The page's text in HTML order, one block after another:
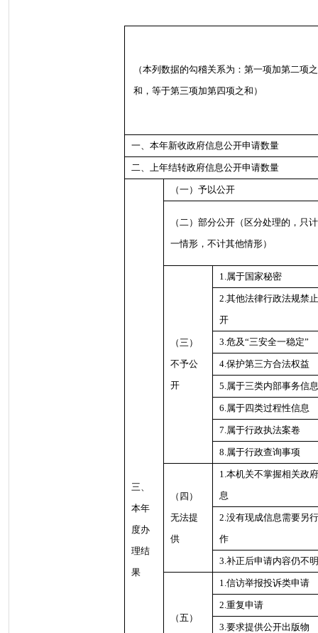
（本列数据的勾稽关系为：第一项加第二项之
和，等于第三项加第四项之和）
一、本年新收政府信息公开申请数量
二、上年结转政府信息公开申请数量
三、
本年
度办
理结
果
（一）予以公开
（二）部分公开 （区分处理的，只
一情形，不计其他情形）
（三）
不予公
开
1.属于国家秘密
2.其他法律行政法规禁
开
3.危及“三安全一稳定”
4.保护第三方合法权益
5.属于三类内部事务信息
6.属于四类过程性信息
7.属于行政执法案卷
8.属于行政查询事项
（四）
无法提
供
1.本机关不掌握相关政
息
2.没有现成信息需要另
作
3.补正后申请内容仍不
（五）
1.信访举报投诉类申请
2.重复申请
3.要求提供公开出版物